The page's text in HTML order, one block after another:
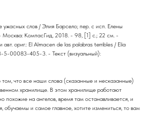
ужасных слов / Элия Барсело; пер. с исп. Елены
Москва: КомпасГид, 2018. - 98, [1] с.; 22 см. -
ориг.: El Almacen de las palabras terribles / Elia
5-00083-405-3. - Текст (визуальный):
что все наши слова (сказанные и несказанные)
хранилище. В этом хранилище работают
похожие на ангелов, время там останавливается, и
обучаемы и самое главное, хотите измениться, то вам